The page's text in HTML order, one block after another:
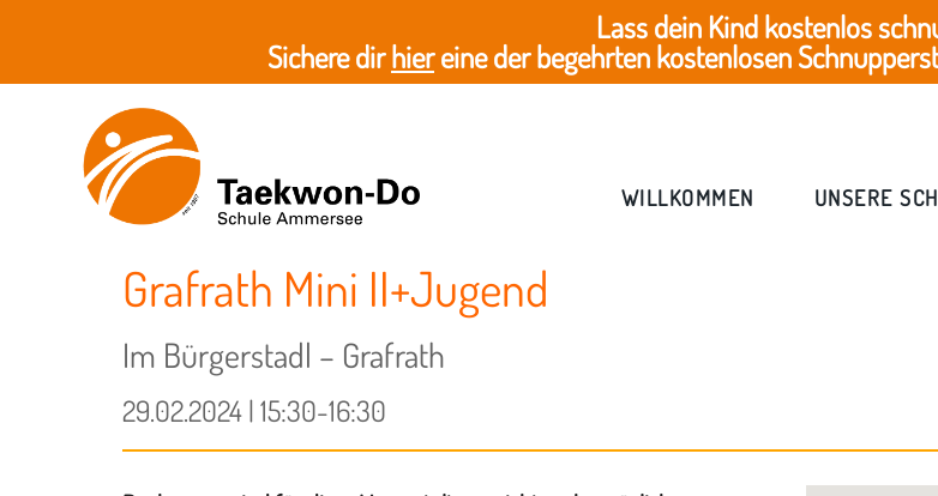
Lass dein Kind kostenlos
Sichere dirhiereine der begehrten kostenlosen
WILLKOMMEN UNSERE
Grafrath Mini II+Jugend
Im Bürgerstadl – Grafrath
29.02.2024 | 15:30-16:30